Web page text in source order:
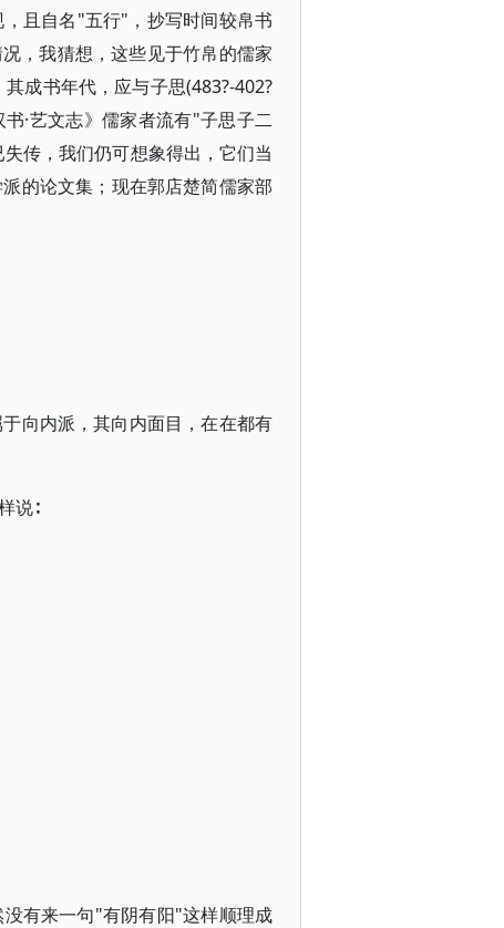
且自名"五行"，抄写时间较帛书
，我猜想，这些见于竹帛的儒家
成书年代，应与子思(483?-402?
·艺文志》儒家者流有"子思子二
传，我们仍可想象得出，它们当
的论文集；现在郭店楚简儒家部
向内派，其向内面目，在在都有
说∶
有来一句"有阴有阳"这样顺理成